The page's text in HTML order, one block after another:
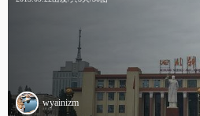
wyainizm